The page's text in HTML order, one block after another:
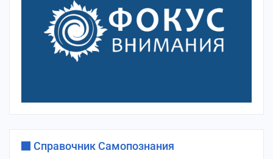
Справочник Самопознания